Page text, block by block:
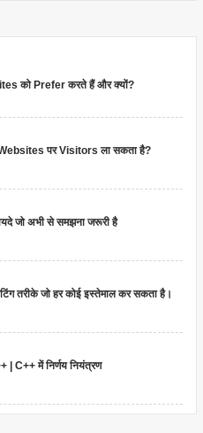
को Prefer करते हैं और क्यों?
पर Visitors ला सकता है?
जो अभी से समझना जरूरी है
तरीके जो हर कोई इस्तेमाल कर सकता है।
C++ में निर्णय नियंत्रण